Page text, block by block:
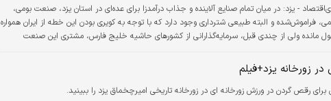
- یزد: در میان تمام صنایع آلاینده و جذاب درآمدزا برای عده‌‌‌ای در استان یزد، صنعت بومی،
فراموش‌شده و البته طبیعی شترداری وجود دارد که با توجه به کویری بودن این خطه از ایران همواره
مانده ولی از چندی قبل، سرمایه‌گذارانی از کشورهای حاشیه خلیج فارس، مشتری این صنعت
زورخانه یزد+فیلم
رقص گردن در ورزش زورخانه ای در زورخانه تاریخی امیرچخماق یزد را ببینید.